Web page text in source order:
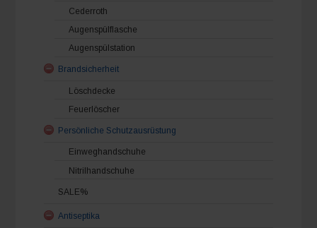
Cederroth
Augenspülflasche
Augenspülstation
Brandsicherheit
Löschdecke
Feuerlöscher
Persönliche Schutzausrüstung
Einweghandschuhe
Nitrilhandschuhe
SALE%
Antiseptika